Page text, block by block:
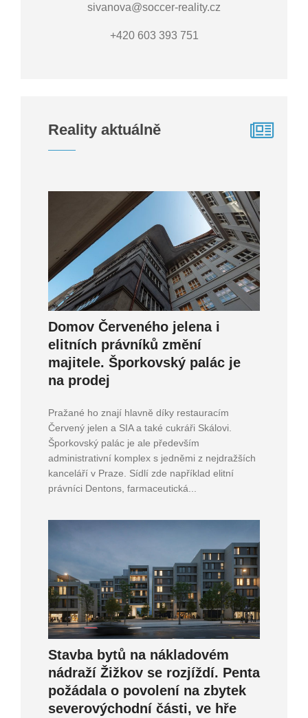
sivanova@soccer-reality.cz
+420 603 393 751
Reality aktuálně
Domov Červeného jelena i
elitních právníků změní
majitele. Šporkovský palác je
na prodej
Pražané ho znají hlavně díky restauracím
Červený jelen a SIA a také cukráři Skálovi.
Šporkovský palác je ale především
administrativní komplex s jedněmi z nejdražších
kanceláří v Praze. Sídlí zde například elitní
právníci Dentons, farmaceutická...
Stavba bytů na nákladovém
nádraží Žižkov se rozjíždí. Penta
požádala o povolení na zbytek
severovýchodní části, ve hře